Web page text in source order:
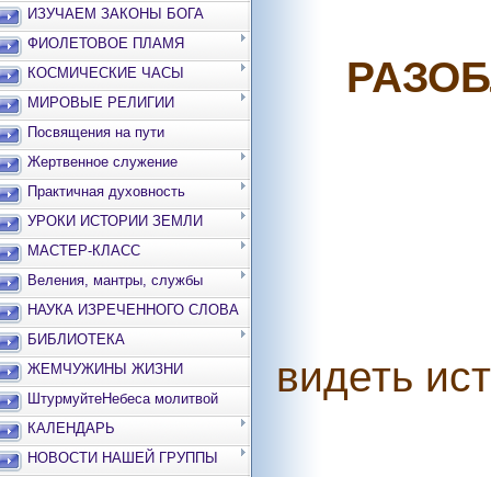
ИЗУЧАЕМ ЗАКОНЫ БОГА
ФИОЛЕТОВОЕ ПЛАМЯ
КОСМИЧЕСКИЕ ЧАСЫ
МИРОВЫЕ РЕЛИГИИ
Посвящения на пути
Жертвенное служение
Практичная духовность
УРОКИ ИСТОРИИ ЗЕМЛИ
МАСТЕР-КЛАСС
Веления, мантры, службы
НАУКА ИЗРЕЧЕННОГО СЛОВА
БИБЛИОТЕКА
ЖЕМЧУЖИНЫ ЖИЗНИ
ШтурмуйтеНебеса молитвой
КАЛЕНДАРЬ
НОВОСТИ НАШЕЙ ГРУППЫ
видеть